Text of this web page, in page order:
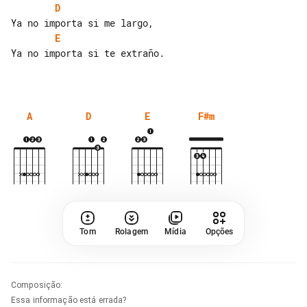
D
E
Ya no importa si te extraño.
A D E F#m
Tom Rolagem Mídia Opções
Composição:
Essa informação está errada?